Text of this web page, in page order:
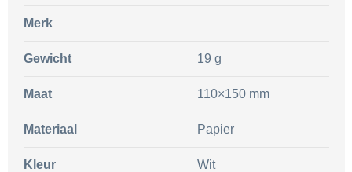
Merk
Gewicht 19 g
Maat 110×150 mm
Materiaal Papier
Kleur Wit